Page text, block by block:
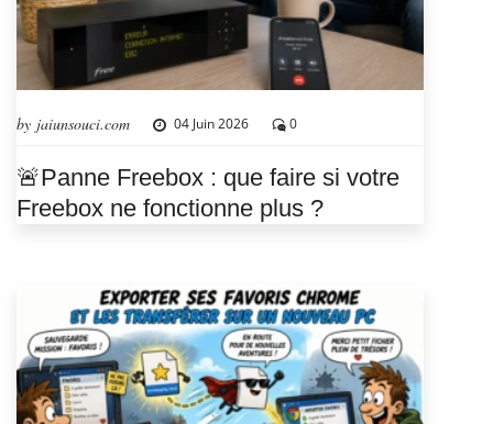
by jaiunsouci.com 04 Juin 2026 0
🚨Panne Freebox : que faire si votre
Freebox ne fonctionne plus ?